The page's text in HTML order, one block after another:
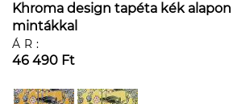
Khroma design tapéta kék
mintákkal
ÁR:
46 490 Ft